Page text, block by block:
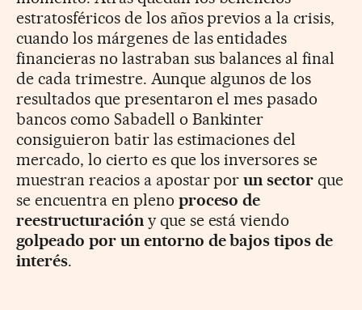
estratosféricos de los años previos a la crisis,
cuando los márgenes de las entidades
financieras no lastraban sus balances al final
de cada trimestre. Aunque algunos de los
resultados que presentaron el mes pasado
bancos como Sabadell o Bankinter
consiguieron batir las estimaciones del
mercado, lo cierto es que los inversores se
muestran reacios a apostar por un sectorque
se encuentra en pleno proceso de
reestructuracióny que se está viendo
golpeado por un entorno de bajos tipos de
interés.